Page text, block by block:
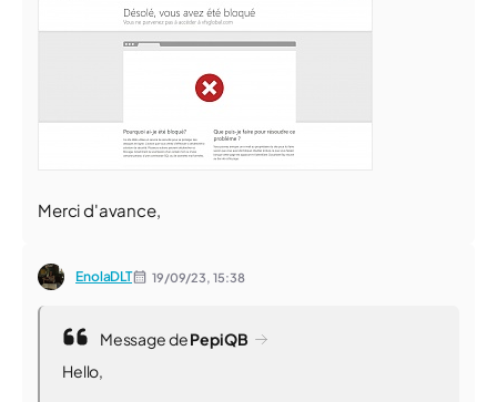
Merci d'avance,
EnolaDLT 19/09/23, 15:38
Message dePepiQB
Hello,